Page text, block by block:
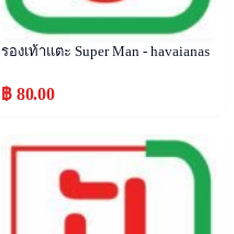
รองเท้าแตะ Super Man - havaianas
฿ 80.00
Popular